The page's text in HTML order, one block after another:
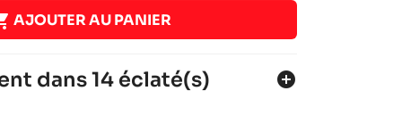
AJOUTER AU PANIER
dans 14 éclaté(s) add_circle